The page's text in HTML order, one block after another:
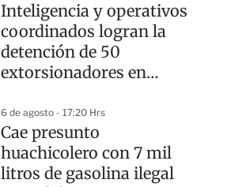
Inteligencia y operativos
coordinados logran la
detención de 50
extorsionadores en
6 de agosto - 17:20 Hrs
Cae presunto
huachicolero con 7 mil
litros de gasolina ilegal